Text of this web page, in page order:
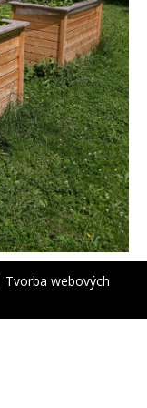
Tvorba webových